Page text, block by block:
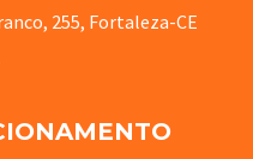
255, Fortaleza-CE